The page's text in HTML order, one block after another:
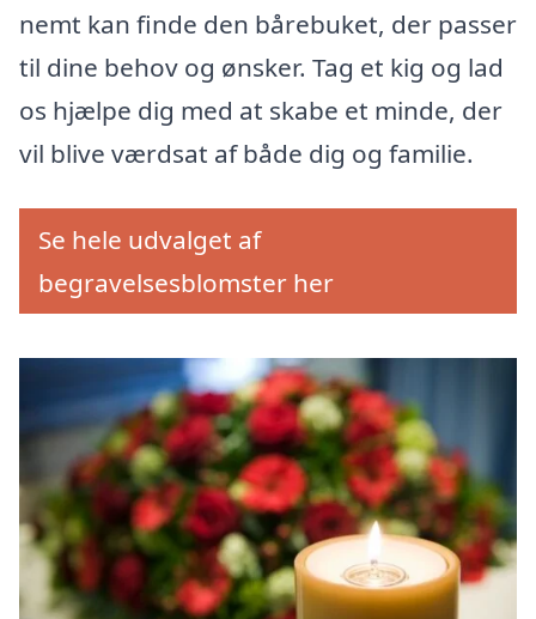
nemt kan finde den bårebuket, der passer
til dine behov og ønsker. Tag et kig og lad
os hjælpe dig med at skabe et minde, der
vil blive værdsat af både dig og familie.
Se hele udvalget af
begravelsesblomster her